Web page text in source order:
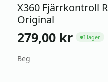
X360 Fjärrkontroll
Original
279,00 kr ●I lager
Beg